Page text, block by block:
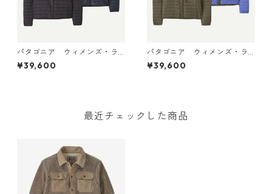
パタゴニア ウィメンズ・ラ
イトウェイト・リバーシブ
ル・ダウン・セーター・カー
¥39,600
パタゴニア ウィメンズ・ラ
イトウェイト・リバーシブ
ル・ダウン・セーター・カー
¥39,600
最近チェックした商品